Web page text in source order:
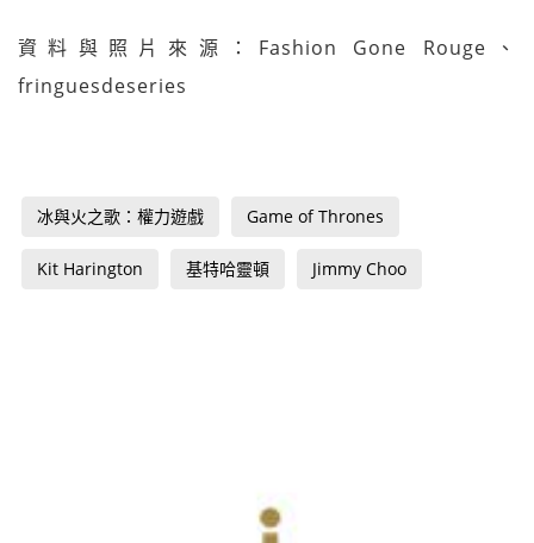
資料與照片來源：Fashion Gone Rouge、
fringuesdeseries
冰與火之歌：權力遊戲 Game of Thrones
Kit Harington 基特哈靈頓 Jimmy Choo